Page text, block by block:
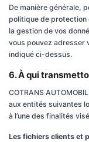
De manière générale,
politique de protection
la gestion de vos
vous pouvez adresser
indiqué ci-dessus.
6. À qui
COTRANS
aux entités suivantes
à l’une des finalités
Les fichiers clients et